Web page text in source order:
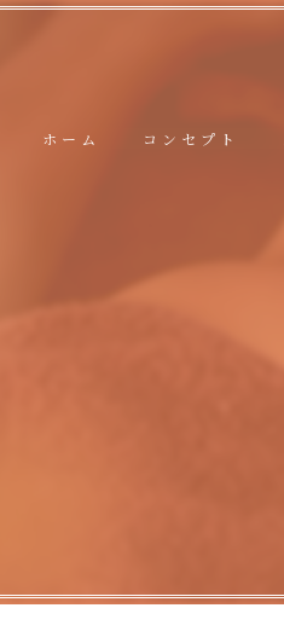
ホーム コンセプト